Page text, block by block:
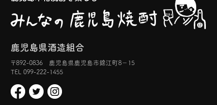
鹿児島県酒造組合
〒892-0836 鹿児島県鹿児島市錦江町8−15
TEL 099-222-1455